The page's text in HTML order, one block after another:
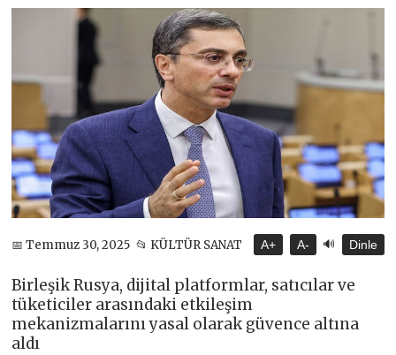
📅 Temmuz 30, 2025 📂 KÜLTÜR SANAT A+ A- 🔊 Dinle
Birleşik Rusya, dijital platformlar, satıcılar ve
tüketiciler arasındaki etkileşim
mekanizmalarını yasal olarak güvence altına
aldı